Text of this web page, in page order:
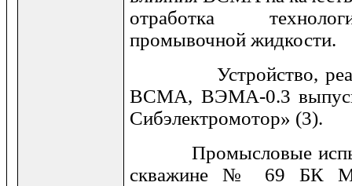
отработка
промывочной жидкости.
Устройство,
ВСМА, ВЭМА-0.3
Сибэлектромотор» (3).
Промысловые
скважине № 69 БК